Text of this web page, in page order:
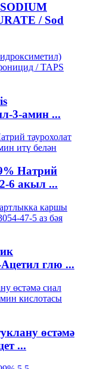
/ Sod
3-амин ...
Натрий
6 акыл ...
глю ...
өстәмә
...